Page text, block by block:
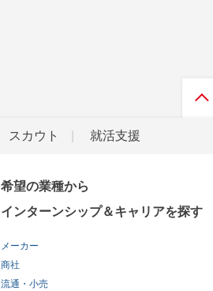
スカウト 就活支援
希望の業種から
インターンシップ＆キャリアを探す
メーカー
商社
流通・小売